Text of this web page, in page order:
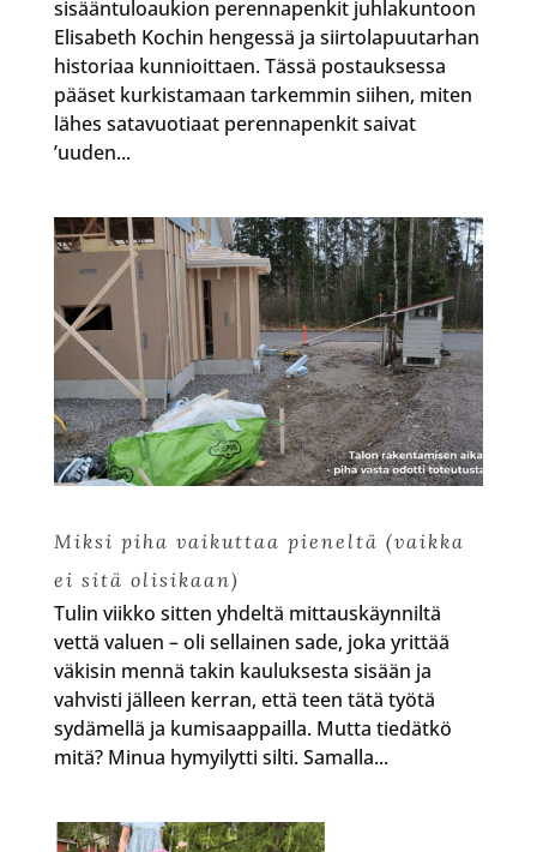
sisääntuloaukion perennapenkit juhlakuntoon
Elisabeth Kochin hengessä ja siirtolapuutarhan
historiaa kunnioittaen. Tässä postauksessa
pääset kurkistamaan tarkemmin siihen, miten
lähes satavuotiaat perennapenkit saivat
’uuden...
Miksi piha vaikuttaa pieneltä (vaikka
ei sitä olisikaan)
Tulin viikko sitten yhdeltä mittauskäynniltä
vettä valuen – oli sellainen sade, joka yrittää
väkisin mennä takin kauluksesta sisään ja
vahvisti jälleen kerran, että teen tätä työtä
sydämellä ja kumisaappailla. Mutta tiedätkö
mitä? Minua hymyilytti silti. Samalla...